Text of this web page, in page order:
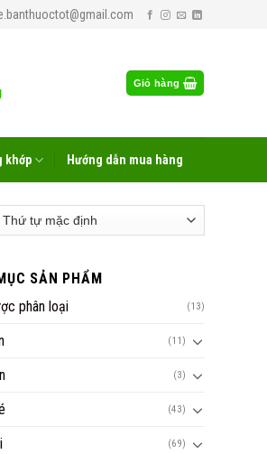
Giỏ hàng
khớp Hướng dẫn mua hàng
SẢN PHẨM
phân loại
(13)
(11)
(3)
(43)
(69)